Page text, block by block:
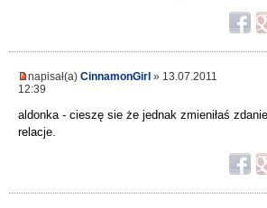
napisał(a) CinnamonGirl » 13.07.2011
12:39
aldonka - cieszę sie że jednak zmieniłaś
relacje.